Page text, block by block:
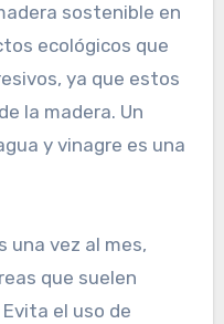
sostenible en
ecológicos que
ya que estos
la madera. Un
y vinagre es una
una vez al mes,
que suelen
el uso de